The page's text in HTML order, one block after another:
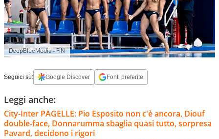
DeepBlueMedia - FIN
Seguici su: Google Discover Fonti preferite
Leggi anche:
City-Inter PAGELLE: Pio Esposito non c'è ancora, Diouf
double-face, Donnarumma sbaglia quasi tutto, sorpresa
Pavard, decidono i rigori